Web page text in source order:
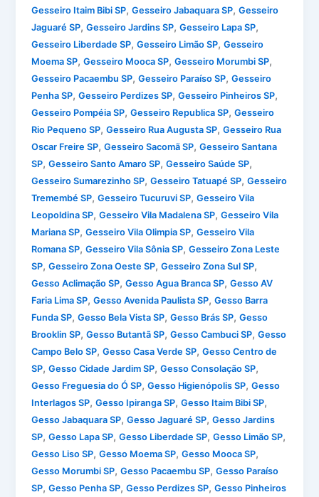
Gesseiro Itaim Bibi SP,Gesseiro Jabaquara SP,Gesseiro
Jaguaré SP,Gesseiro Jardins SP,Gesseiro Lapa SP,
Gesseiro Liberdade SP,Gesseiro Limão SP,Gesseiro
Moema SP,Gesseiro Mooca SP,Gesseiro Morumbi SP,
Gesseiro Pacaembu SP,Gesseiro Paraíso SP,Gesseiro
Penha SP,Gesseiro Perdizes SP,Gesseiro Pinheiros SP,
Gesseiro Pompéia SP,Gesseiro Republica SP,Gesseiro
Rio Pequeno SP,Gesseiro Rua Augusta SP,Gesseiro Rua
Oscar Freire SP,Gesseiro Sacomã SP,Gesseiro Santana
SP,Gesseiro Santo Amaro SP,Gesseiro Saúde SP,
Gesseiro Sumarezinho SP,Gesseiro Tatuapé SP,Gesseiro
Tremembé SP,Gesseiro Tucuruvi SP,Gesseiro Vila
Leopoldina SP,Gesseiro Vila Madalena SP,Gesseiro Vila
Mariana SP,Gesseiro Vila Olimpia SP,Gesseiro Vila
Romana SP,Gesseiro Vila Sônia SP,Gesseiro Zona Leste
SP,Gesseiro Zona Oeste SP,Gesseiro Zona Sul SP,
Gesso Aclimação SP,Gesso Agua Branca SP,Gesso AV
Faria Lima SP,Gesso Avenida Paulista SP,Gesso Barra
Funda SP,Gesso Bela Vista SP,Gesso Brás SP,Gesso
Brooklin SP,Gesso Butantã SP,Gesso Cambuci SP,Gesso
Campo Belo SP,Gesso Casa Verde SP,Gesso Centro de
SP,Gesso Cidade Jardim SP,Gesso Consolação SP,
Gesso Freguesia do Ó SP,Gesso Higienópolis SP,Gesso
Interlagos SP,Gesso Ipiranga SP,Gesso Itaim Bibi SP,
Gesso Jabaquara SP,Gesso Jaguaré SP,Gesso Jardins
SP,Gesso Lapa SP,Gesso Liberdade SP,Gesso Limão SP,
Gesso Liso SP,Gesso Moema SP,Gesso Mooca SP,
Gesso Morumbi SP,Gesso Pacaembu SP,Gesso Paraíso
SP,Gesso Penha SP,Gesso Perdizes SP,Gesso Pinheiros